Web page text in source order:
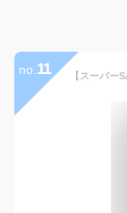
no. 11